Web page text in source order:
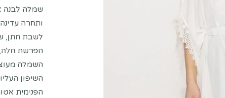
שמלה לבנה
ותחרה
לשבת חתן,
הפרשת חלה,
השמלה
השיפון
הפנימית